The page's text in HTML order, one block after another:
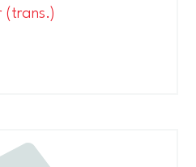
(trans.)